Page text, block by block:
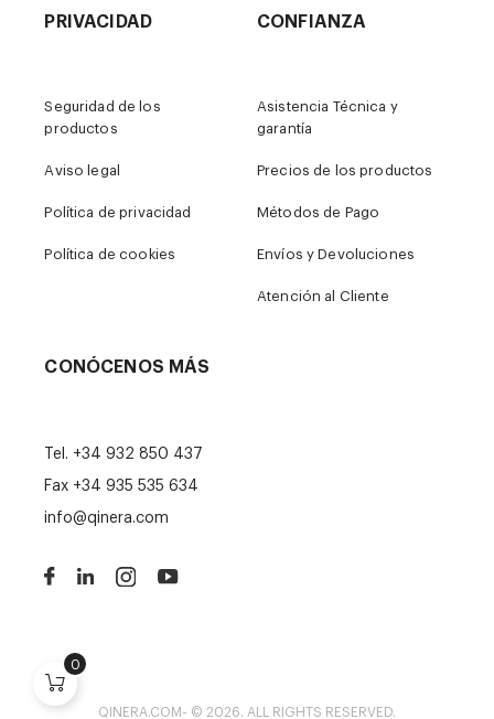
PRIVACIDAD
Seguridad de los
productos
Aviso legal
Política de privacidad
Política de cookies
CONFIANZA
Asistencia Técnica y
garantía
Precios de los productos
Métodos de Pago
Envíos y Devoluciones
Atención al Cliente
CONÓCENOS MÁS
Tel. +34 932 850 437
Fax +34 935 535 634
info@qinera.com
QINERA.COM- © 2026. ALL RIGHTS RESERVED.
0